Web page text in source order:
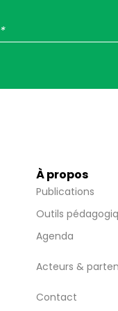
À propos
Publications
Outils
Agenda
Acteurs &
Contact